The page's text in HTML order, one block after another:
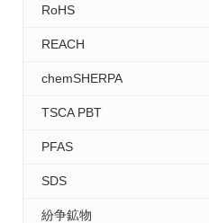
RoHS
REACH
chemSHERPA
TSCA PBT
PFAS
SDS
紛争鉱物